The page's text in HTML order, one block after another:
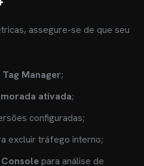
assegure-se de que seu
Manager;
ativada;
configuradas;
excluir tráfego interno;
para análise de